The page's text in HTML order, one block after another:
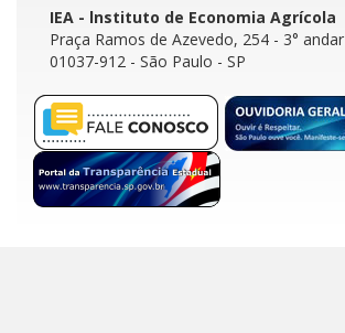
IEA - lnstituto de Economia Agrícola
Praça Ramos de Azevedo, 254 - 3° andar
01037-912 - São Paulo - SP